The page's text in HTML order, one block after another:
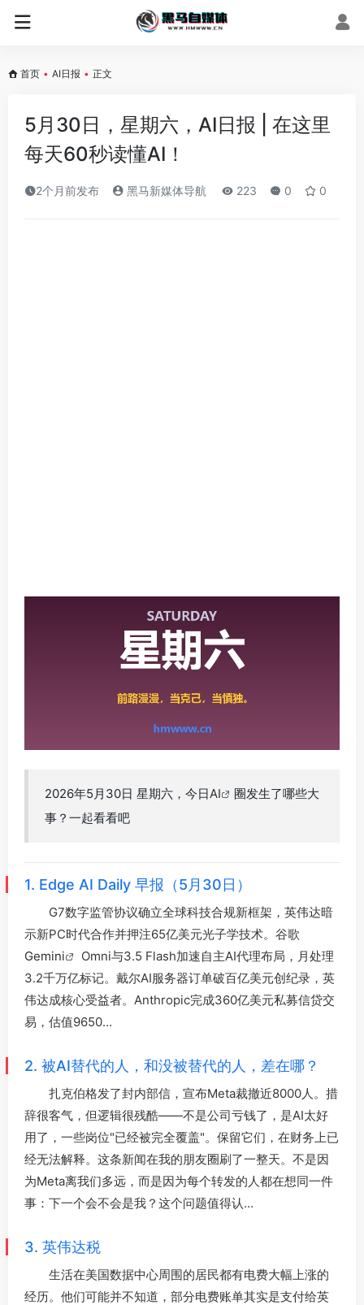
首页 • AI日报 • 正文
5月30日，星期六，AI日报 | 在这里
每天60秒读懂AI！
2个月前发布 黑马新媒体导航 223 0 0
2026年5月30日 星期六，今日AI
圈发生了哪些大
事？一起看看吧
1. Edge AI Daily 早报（5月30日）
G7数字监管协议确立全球科技合规新框架，英伟达暗
示新PC时代合作并押注65亿美元光子学技术。谷歌
Gemini
Omni与3.5 Flash加速自主AI代理布局，月处理
3.2千万亿标记。戴尔AI服务器订单破百亿美元创纪录，英
伟达成核心受益者。Anthropic完成360亿美元私募信贷交
易，估值9650…
2. 被AI替代的人，和没被替代的人，差在哪？
扎克伯格发了封内部信，宣布Meta裁撤近8000人。措
辞很客气，但逻辑很残酷——不是公司亏钱了，是AI太好
用了，一些岗位"已经被完全覆盖"。保留它们，在财务上已
经无法解释。这条新闻在我的朋友圈刷了一整天。不是因
为Meta离我们多远，而是因为每个转发的人都在想同一件
事：下一个会不会是我？这个问题值得认…
3. 英伟达税
生活在美国数据中心周围的居民都有电费大幅上涨的
经历。他们可能并不知道，部分电费账单其实是支付给英